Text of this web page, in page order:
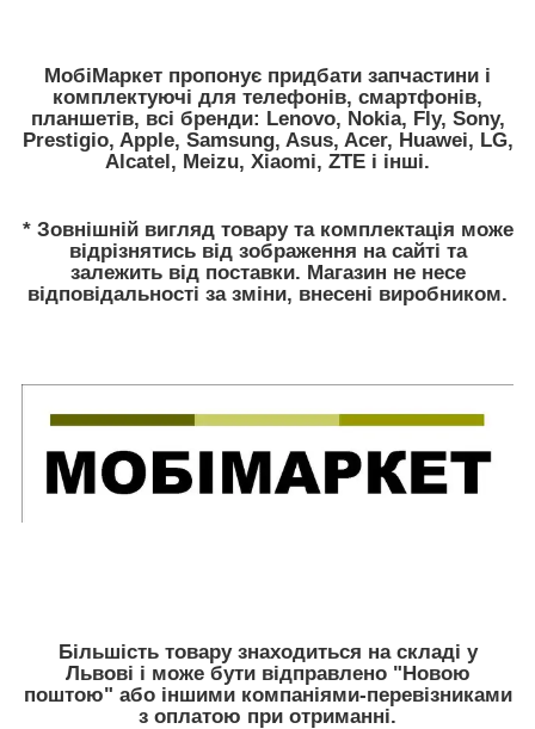
МобіМаркет пропонує придбати запчастини і
комплектуючі для телефонів, смартфонів,
планшетів, всі бренди: Lenovo, Nokia, Fly, Sony,
Prestigio, Apple, Samsung, Asus, Acer, Huawei, LG,
Alcatel, Meizu, Xiaomi, ZTE і інші.
* Зовнішній вигляд товару та комплектація може
відрізнятись від зображення на сайті та
залежить від поставки. Магазин не несе
відповідальності за зміни, внесені виробником.
Більшість товару знаходиться на складі у
Львові і може бути відправлено "Новою
поштою" або іншими компаніями-перевізниками
з оплатою при отриманні.